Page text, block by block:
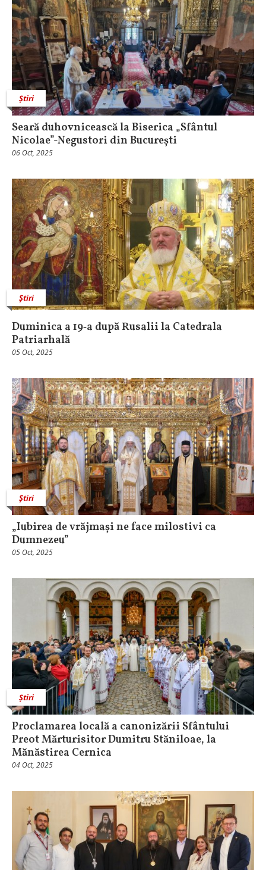
Știri
Seară duhovnicească la Biserica „Sfântul
Nicolae”-Negustori din București
06 Oct, 2025
Știri
Duminica a 19‑a după Rusalii la Catedrala
Patriarhală
05 Oct, 2025
Știri
„Iubirea de vrăjmași ne face milostivi ca
Dumnezeu”
05 Oct, 2025
Știri
Proclamarea locală a canonizării Sfântului
Preot Mărturisitor Dumitru Stăniloae, la
Mănăstirea Cernica
04 Oct, 2025